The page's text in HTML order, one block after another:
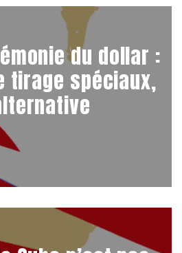
du dollar :
tirage spéciaux,